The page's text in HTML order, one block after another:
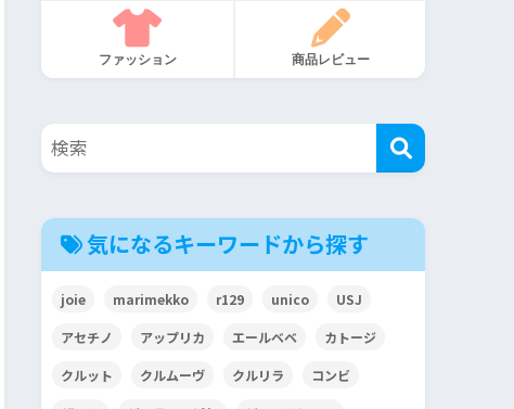
ファッション 商品レビュー
気になるキーワードから探す
joie marimekko r129 unico USJ
アセチノ アップリカ エールベベ カトージ
クルット クルムーヴ クルリラ コンビ